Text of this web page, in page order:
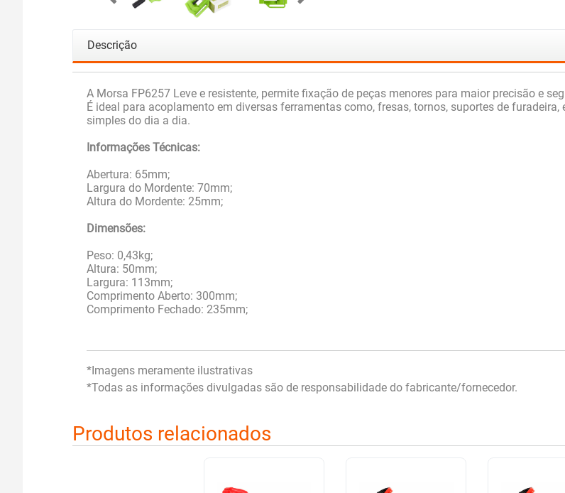
Descrição
A Morsa FP6257 Leve e resistente, permite fixação de peças menores para maior precisão e
É ideal para acoplamento em diversas ferramentas como, fresas, tornos, suportes de
simples do dia a dia.
Informações Técnicas:
Abertura: 65mm;
Largura do Mordente: 70mm;
Altura do Mordente: 25mm;
Dimensões:
Peso: 0,43kg;
Altura: 50mm;
Largura: 113mm;
Comprimento Aberto: 300mm;
Comprimento Fechado: 235mm;
*Imagens meramente ilustrativas
*Todas as informações divulgadas são de responsabilidade do fabricante/fornecedor.
Produtos relacionados